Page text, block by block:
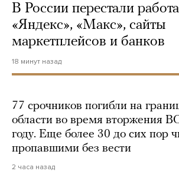
В России перестали
«Яндекс», «Макс», сайты
маркетплейсов и банков
18 минут назад
77 срочников погибли на
области во время вторжения
году. Еще более 30 до сих пор
пропавшими без вести
2 часа назад